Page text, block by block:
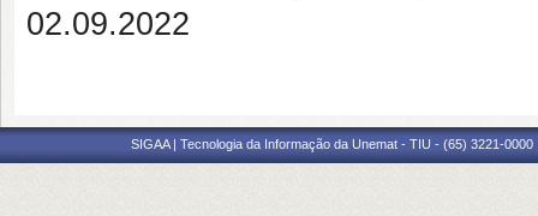
02.09.2022
SIGAA | Tecnologia da Informação da Unemat - TIU - (65) 3221-